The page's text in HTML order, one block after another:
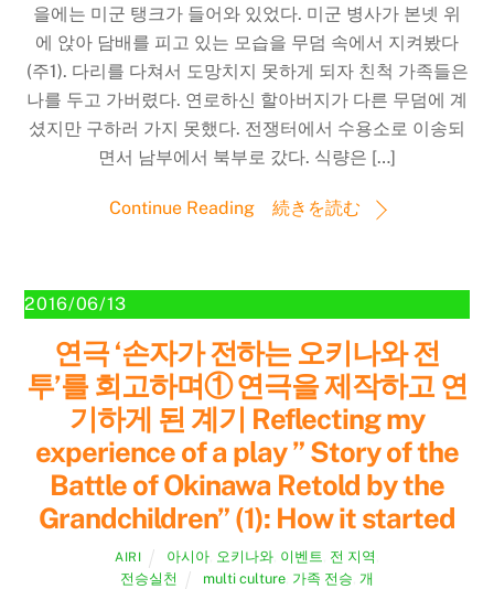
을에는 미군 탱크가 들어와 있었다. 미군 병사가 본넷 위
에 앉아 담배를 피고 있는 모습을 무덤 속에서 지켜봤다
(주1). 다리를 다쳐서 도망치지 못하게 되자 친척 가족들은
나를 두고 가버렸다. 연로하신 할아버지가 다른 무덤에 계
셨지만 구하러 가지 못했다. 전쟁터에서 수용소로 이송되
면서 남부에서 북부로 갔다. 식량은 […]
Continue Reading 続きを読む
2016/06/13
연극 ‘손자가 전하는 오키나와 전
투’를 회고하며① 연극을 제작하고 연
기하게 된 계기 Reflecting my
experience of a play ” Story of the
Battle of Okinawa Retold by the
Grandchildren” (1): How it started
AIRI 아시아, 오키나와, 이벤트 전 지역
전승실천
multi culture, 가족 전승 개